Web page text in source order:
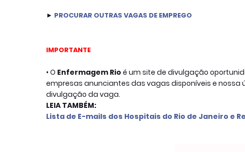
► PROCURAR OUTRAS VAGAS DE EMPREGO
IMPORTANTE
• O Enfermagem Rio é um site de divulgação
empresas anunciantes das vagas disponíveis e
divulgação da vaga.
Lista de E-mails dos Hospitais do Rio de Janeiro e